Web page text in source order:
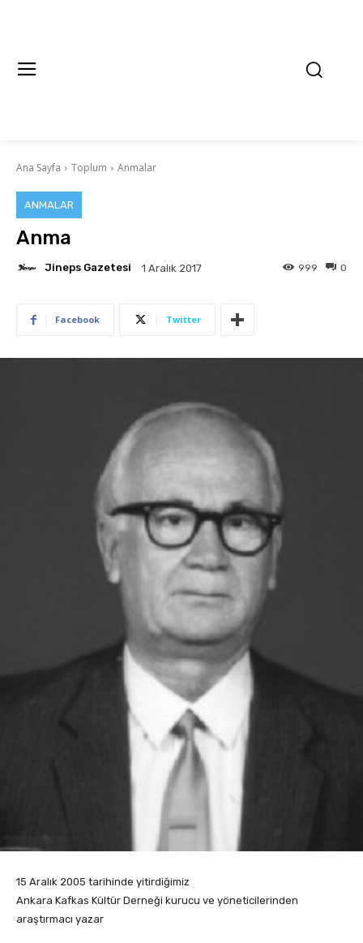
Ana Sayfa Toplum Anmalar
ANMALAR
Anma
Jineps Gazetesi 1 Aralık 2017 0
999
Facebook Twitter
15 Aralık 2005 tarihinde yitirdiğimiz
Ankara Kafkas Kültür Derneği kurucu ve yöneticilerinden
araştırmacı yazar